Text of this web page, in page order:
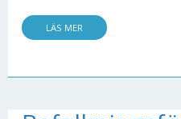
LÄS MER